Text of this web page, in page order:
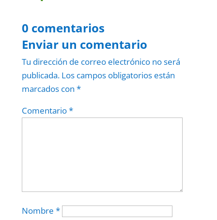
0 comentarios
Enviar un comentario
Tu dirección de correo electrónico no será
publicada. Los campos obligatorios están
marcados con *
Comentario*
Nombre *